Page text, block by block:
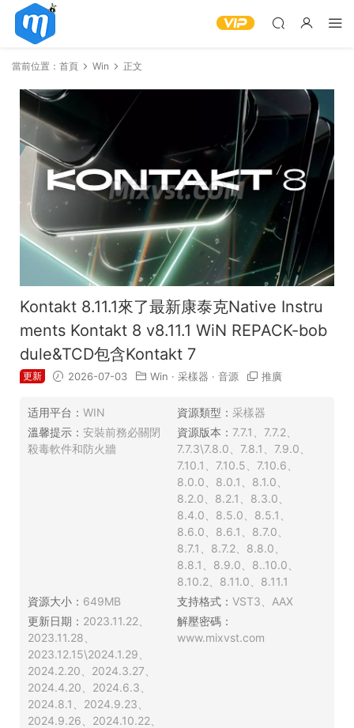
當前位置： 首頁 Win 正文
Kontakt 8.11.1來了最新康泰克Native Instru
ments Kontakt 8 v8.11.1 WiN REPACK-bob
dule&TCD包含Kontakt 7
更新 2026-07-03 Win · 采樣器 · 音源 推廣
适用平台： WIN 資源類型： 采樣器
溫馨提示： 安裝前務必關閉
殺毒軟件和防火牆
資源版本： 7.7.1、7.7.2、
7.7.3\7.8.0、7.8.1、7.9.0、
7.10.1、7.10.5、7.10.6、
8.0.0、8.0.1、8.1.0、
8.2.0、8.2.1、8.3.0、
8.4.0、8.5.0、8.5.1、
8.6.0、8.6.1、8.7.0、
8.7.1、8.7.2、8.8.0、
8.8.1、8.9.0、8..10.0、
8.10.2、8.11.0、8.11.1
資源大小： 649MB 支持格式： VST3、AAX
更新日期： 2023.11.22、
2023.11.28、
2023.12.15\2024.1.29、
2024.2.20、2024.3.27、
2024.4.20、2024.6.3、
2024.8.1、2024.9.23、
2024.9.26、2024.10.22、
解壓密碼：
www.mixvst.com